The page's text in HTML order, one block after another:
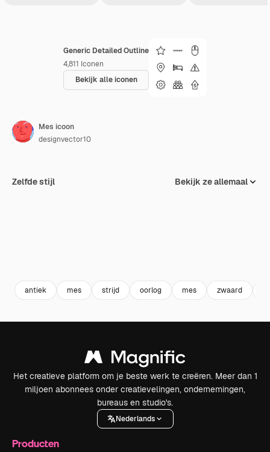
Generic Detailed Outline
4,811 Iconen
Bekijk alle iconen
Mes icoon
designvector10
Zelfde stijl Bekijk ze allemaal
antiek mes strijd oorlog mes zwaard
Het creatieve platform om je beste werk te creëren. Meer dan 1
miljoen abonnees onder creatievelingen, ondernemingen,
bureaus en studio's.
Nederlands
Producten